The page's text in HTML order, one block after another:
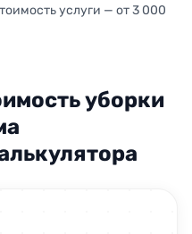
услуги — от 3 000
уборки